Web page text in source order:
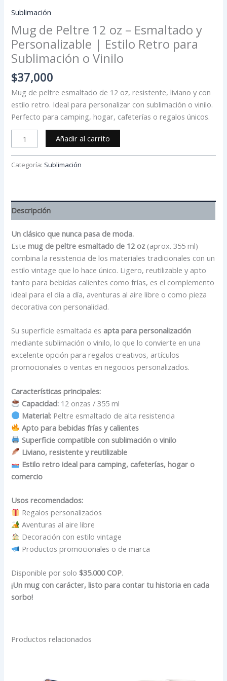
Sublimación
Mug de Peltre 12 oz – Esmaltado y
Personalizable | Estilo Retro para
Sublimación o Vinilo
$37,000
Mug de peltre esmaltado de 12 oz, resistente, liviano y con
estilo retro. Ideal para personalizar con sublimación o vinilo.
Perfecto para camping, hogar, cafeterías o regalos únicos.
Añadir al carrito
Categoría: Sublimación
Descripción
Un clásico que nunca pasa de moda.
Estemug de peltre esmaltado de 12 oz (aprox. 355 ml)
combina la resistencia de los materiales tradicionales con un
estilo vintage que lo hace único. Ligero, reutilizable y apto
tanto para bebidas calientes como frías, es el complemento
ideal para el día a día, aventuras al aire libre o como pieza
decorativa con personalidad.
Su superficie esmaltada es apta para personalización
mediante sublimación o vinilo, lo que lo convierte en una
excelente opción para regalos creativos, artículos
promocionales o ventas en negocios personalizados.
Características principales:
Capacidad: 12 onzas / 355 ml
Material: Peltre esmaltado de alta resistencia
Apto para bebidas frías y calientes
Superficie compatible con sublimación o vinilo
Liviano, resistente y reutilizable
Estilo retro ideal para camping, cafeterías, hogar o
comercio
Usos recomendados:
Regalos personalizados
Aventuras al aire libre
Decoración con estilo vintage
Productos promocionales o de marca
Disponible por solo$35.000 COP.
¡Un mug con carácter, listo para contar tu historia en cada
sorbo!
Productos relacionados